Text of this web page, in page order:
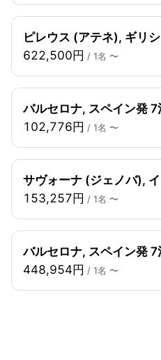
ピレウス (アテネ), ギリ
622,500円 / 1名 〜
バルセロナ, スペイン発 7
102,776円 / 1名 〜
サヴォーナ (ジェノバ),
153,257円 / 1名 〜
バルセロナ, スペイン発 7
448,954円 / 1名 〜